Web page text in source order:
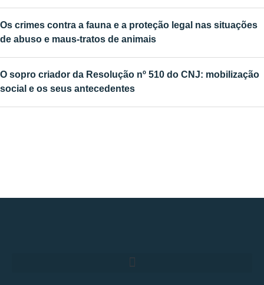
Os crimes contra a fauna e a proteção legal nas situações
de abuso e maus-tratos de animais
O sopro criador da Resolução nº 510 do CNJ: mobilização
social e os seus antecedentes